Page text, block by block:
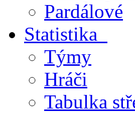
Pardálové
Statistika
Týmy
Hráči
Tabulka